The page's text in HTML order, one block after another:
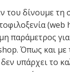
του δίνουμε τη
(web
παράμετρος
Όπως και με
υπάρχει το